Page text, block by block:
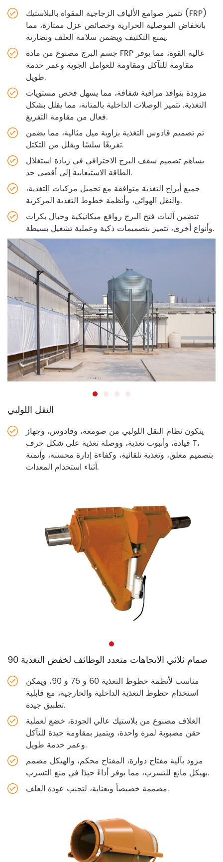
تتميز صوامع الألياف الزجاجية المقواة بالبلاستيك (FRP)
بانخفاض الموصلية الحرارية وخصائص عزل ممتازة، مما
يمنع التكثيف ويضمن سلامة العلف ونضارته.
جسم البرج مصنوع من مادة FRP عالية القوة، مما يوفر
مقاومة للتآكل ومقاومة للعوامل الجوية وعمر خدمة
طويل.
مزودة بنوافذ مراقبة شفافة، مما يسهل فحص مستويات
التغذية. تتميز الوصلات الداخلية بالمتانة، مما يقلل بشكل
فعال من مقاومة التفريغ.
تم تصميم قادوس التغذية بزاوية ميل مثالية، مما يضمن
تفريغًا سلسًا ويقلل من التكتل.
يساهم تصميم سقف البرج الاحترافي في زيادة استغلال
الطاقة الاستيعابية إلى أقصى حد.
جميع أبراج التغذية متوافقة مع تحميل مركبات التغذية،
والنقل الهوائي، وأنظمة خطوط التغذية المركزية.
تتضمن آليات فتح البرج روافع ميكانيكية وحبال بكرات
وأنواع أخرى، تتميز بتصميمات ذكية وعملية تشغيل بسيطة.
النقل اللولبي
يتكون نظام النقل اللولبي من صومعة، وقادوس، وجهاز
قيادة، وأنبوب تغذية، ووصلة تغذية على شكل حرف T،
بتصميم مغلق، وتغذية تلقائية، وكفاءة إدارة محسنة، وأتمتة
أثناء استخدام المعدات.
صمام ثلاثي الاتجاهات متعدد الوظائف لخفض التغذية 90
مناسب لأنظمة خطوط التغذية 60 و 75 و 90، ويمكن
استخدام خطوط التغذية الداخلية والخارجية، مع قابلية
تطبيق جيدة.
الغلاف مصنوع من بلاستيك عالي الجودة، خضع لعملية
حقن مصبوبة لمرة واحدة، ويتميز بمقاومة جيدة للتآكل
وعمر خدمة طويل.
مزود بآلية مفتاح دوارة، المفتاح محكم، والهيكل مصمم
بهيكل مانع للتسرب، مما يوفر أداءً جيدًا في منع التسرب.
مصممة خصيصاً وبعناية، لتجنب عودة العلف.